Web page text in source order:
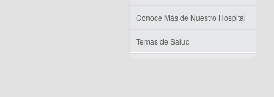
Conoce Más de Nuestro Hospital
Temas de Salud